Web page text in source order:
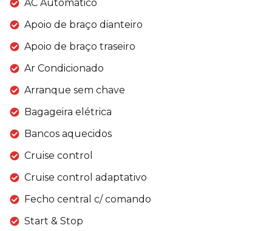
AC Automático
Apoio de braço dianteiro
Apoio de braço traseiro
Ar Condicionado
Arranque sem chave
Bagageira elétrica
Bancos aquecidos
Cruise control
Cruise control adaptativo
Fecho central c/ comando
Start & Stop